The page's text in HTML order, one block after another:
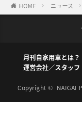
HOME ニュース
月刊自家用車とは？
運営会社／スタッフ
Copyright © NAIGAI